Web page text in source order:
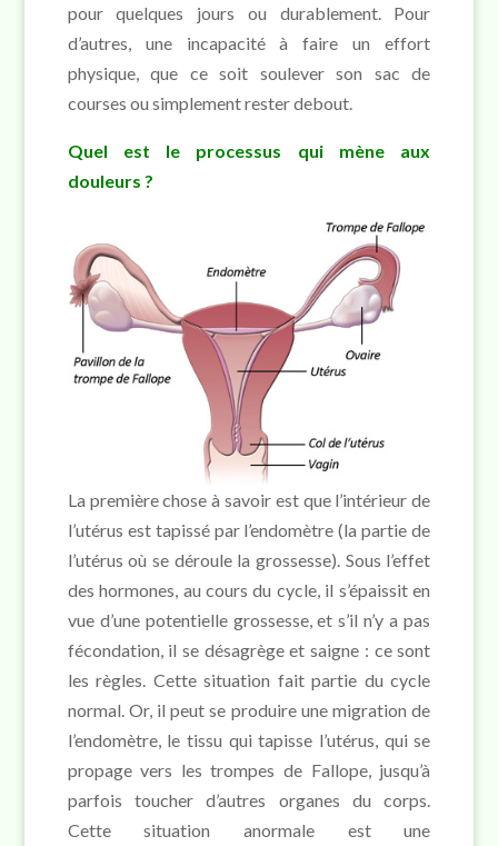
pour quelques jours ou durablement. Pour
d’autres, une incapacité à faire un effort
physique, que ce soit soulever son sac de
courses ou simplement rester debout.
Quel est le processus qui mène aux
douleurs ?
La première chose à savoir est que l’intérieur de
l’utérus est tapissé par l’endomètre (la partie de
l’utérus où se déroule la grossesse). Sous l’effet
des hormones, au cours du cycle, il s’épaissit en
vue d’une potentielle grossesse, et s’il n’y a pas
fécondation, il se désagrège et saigne : ce sont
les règles. Cette situation fait partie du cycle
normal. Or, il peut se produire une migration de
l’endomètre, le tissu qui tapisse l’utérus, qui se
propage vers les trompes de Fallope, jusqu’à
parfois toucher d’autres organes du corps.
Cette situation anormale est une